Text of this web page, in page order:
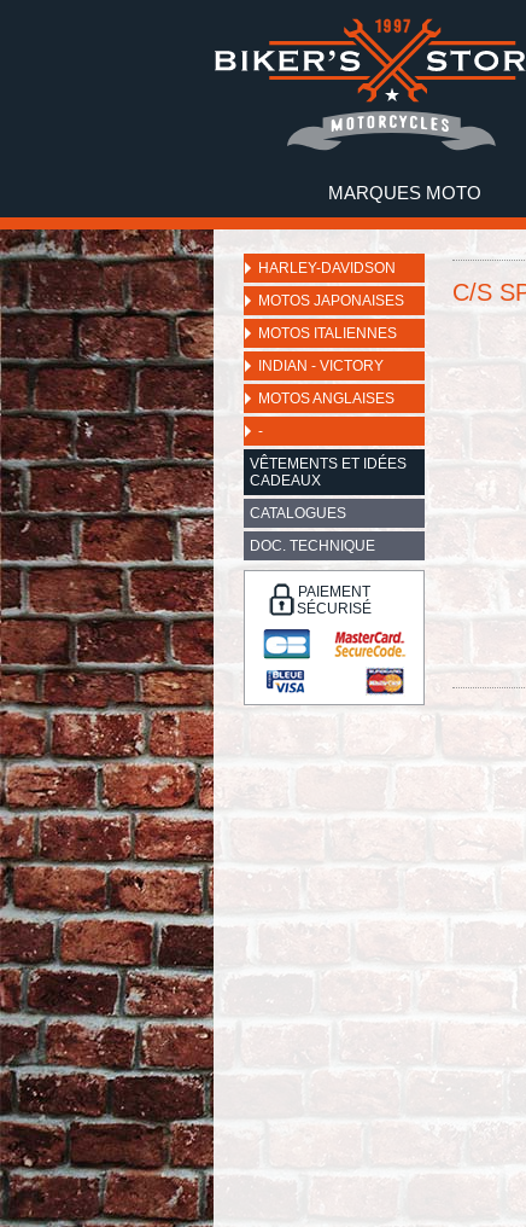
MARQUES MOTO
HARLEY-DAVIDSON
MOTOS JAPONAISES
MOTOS ITALIENNES
INDIAN - VICTORY
MOTOS ANGLAISES
-
VÊTEMENTS ET IDÉES
CADEAUX
CATALOGUES
DOC. TECHNIQUE
PAIEMENT
SÉCURISÉ
C/S